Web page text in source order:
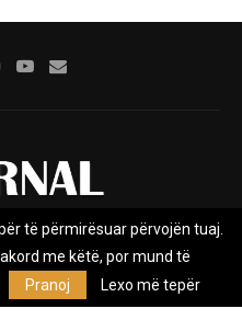
Marketing
Policy
e pavarur, e themeluar në vitin
të përmirësuar përvojën tuaj.
me këtë, por mund të
Pranoj Lexo më tepër